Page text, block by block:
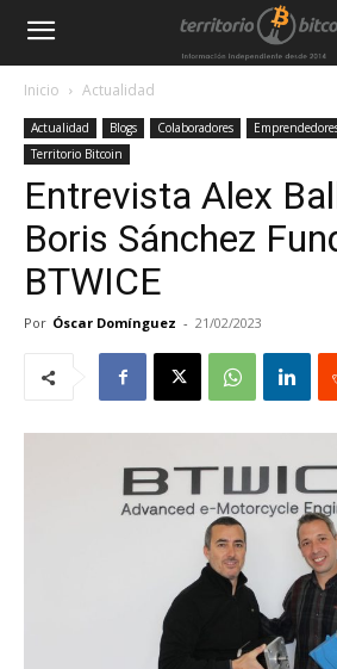
Inicio Actualidad
Actualidad Blogs Colaboradores
Territorio Bitcoin
Entrevista Alex
Boris Sánchez
BTWICE
Por Óscar Domínguez - 21/02/2023